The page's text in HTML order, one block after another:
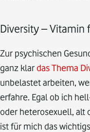
Diversity – Vitamin
Zur psychischen
ganz klar das Thema
unbelastet arbeiten,
erfahre. Egal ob ich
oder heterosexuell, alt
ist für mich das